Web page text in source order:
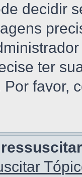
decidir
ter
favor,